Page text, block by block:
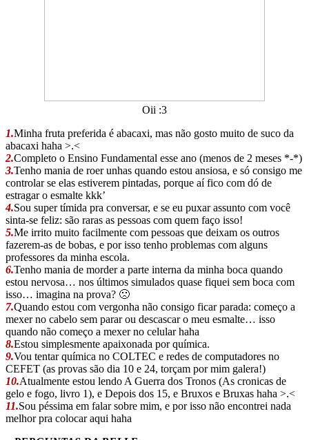
Oii :3
1.Minha fruta preferida é abacaxi, mas não gosto muito de suco da
abacaxi haha >.<
2.Completo o Ensino Fundamental esse ano (menos de 2 meses *-*)
3.Tenho mania de roer unhas quando estou ansiosa, e só consigo me
controlar se elas estiverem pintadas, porque aí fico com dó de
estragar o esmalte kkk’
4.Sou super tímida pra conversar, e se eu puxar assunto com você
sinta-se feliz: são raras as pessoas com quem faço isso!
5.Me irrito muito facilmente com pessoas que deixam os outros
fazerem-as de bobas, e por isso tenho problemas com alguns
professores da minha escola.
6.Tenho mania de morder a parte interna da minha boca quando
estou nervosa… nos últimos simulados quase fiquei sem boca com
isso… imagina na prova? 🙁
7.Quando estou com vergonha não consigo ficar parada: começo a
mexer no cabelo sem parar ou descascar o meu esmalte… isso
quando não começo a mexer no celular haha
8.Estou simplesmente apaixonada por química.
9.Vou tentar química no COLTEC e redes de computadores no
CEFET (as provas são dia 10 e 24, torçam por mim galera!)
10.Atualmente estou lendo A Guerra dos Tronos (As cronicas de
gelo e fogo, livro 1), e Depois dos 15, e Bruxos e Bruxas haha >.<
11.Sou péssima em falar sobre mim, e por isso não encontrei nada
melhor pra colocar aqui haha